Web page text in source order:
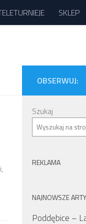
SKLEP
OBSERWUJ:
Szukaj
REKLAMA
NAJNOWSZE
Poddębice –